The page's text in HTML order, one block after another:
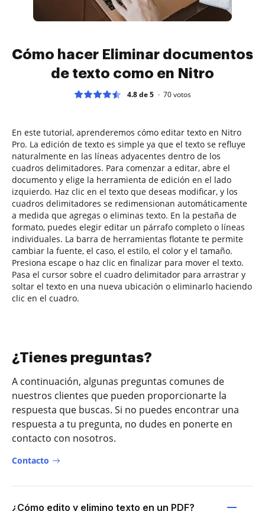
Cómo hacer Eliminar documentos
de texto como en Nitro
4.8 de 5 70votos
En este tutorial, aprenderemos cómo editar texto en Nitro
Pro. La edición de texto es simple ya que el texto se refluye
naturalmente en las líneas adyacentes dentro de los
cuadros delimitadores. Para comenzar a editar, abre el
documento y elige la herramienta de edición en el lado
izquierdo. Haz clic en el texto que deseas modificar, y los
cuadros delimitadores se redimensionan automáticamente
a medida que agregas o eliminas texto. En la pestaña de
formato, puedes elegir editar un párrafo completo o líneas
individuales. La barra de herramientas flotante te permite
cambiar la fuente, el caso, el estilo, el color y el tamaño.
Presiona escape o haz clic en finalizar para mover el texto.
Pasa el cursor sobre el cuadro delimitador para arrastrar y
soltar el texto en una nueva ubicación o eliminarlo haciendo
clic en el cuadro.
¿Tienes preguntas?
A continuación, algunas preguntas comunes de
nuestros clientes que pueden proporcionarte la
respuesta que buscas. Si no puedes encontrar una
respuesta a tu pregunta, no dudes en ponerte en
contacto con nosotros.
Contacto
¿Cómo edito y elimino texto en un PDF?